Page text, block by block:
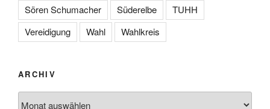
Sören Schumacher
Süderelbe
TUHH
Vereidigung
Wahl Wahlkreis
ARCHIV